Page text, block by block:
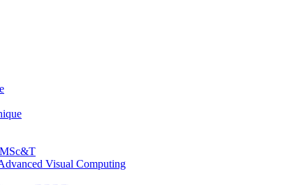
Visual Computing